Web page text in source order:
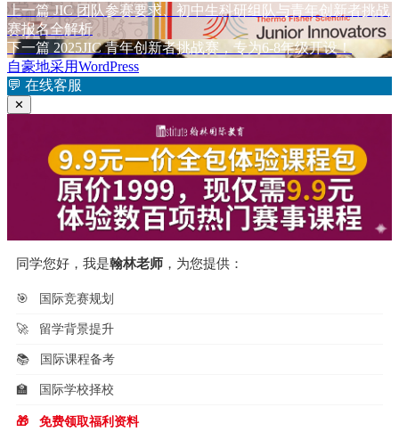
布
于
者
类
文
章
导
航
上一篇 上
篇
文
章：
JIC 团队参赛要求、初中生科研组队与青年创新者挑战
赛报名全解析
下一篇 下
篇
文
2025JIC 青年创新者挑战赛，专为6-8年级开设！
自豪地采用WordPress
💬 在线客服
✕
同学您好，我是翰林老师 ，为您提供：
🎯 国际竞赛规划
🚀 留学背景提升
📚 国际课程备考
🏫 国际学校择校
🎁 免费领取福利资料